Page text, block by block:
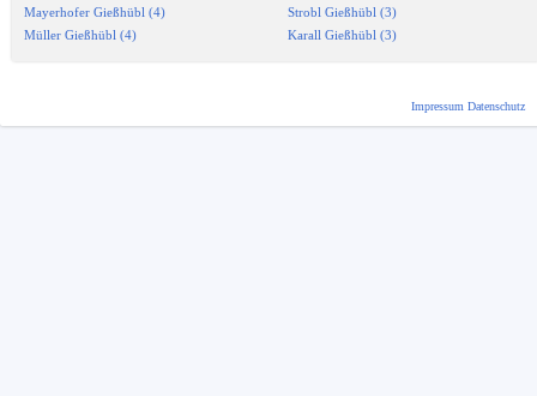
Mayerhofer Gießhübl (4)
Müller Gießhübl (4)
Strobl Gießhübl (3)
Karall Gießhübl (3)
Impressum Datenschutz